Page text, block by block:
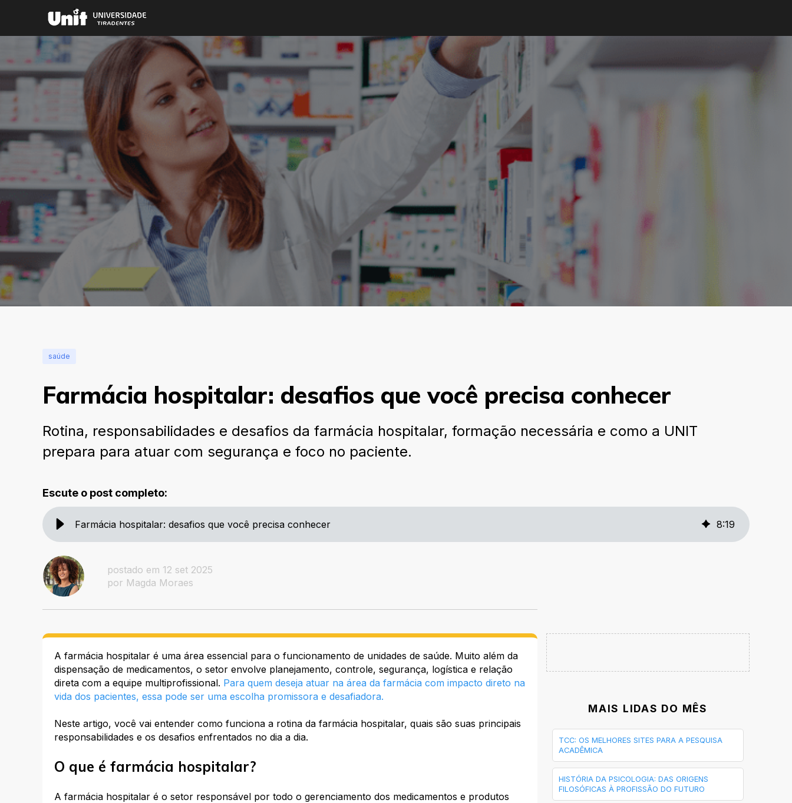
saúde
Farmácia hospitalar: desafios que você precisa conhecer
Rotina, responsabilidades e desafios da farmácia hospitalar, formação necessária e como a UNIT
prepara para atuar com segurança e foco no paciente.
Escute o post completo:
Farmácia hospitalar: desafios que você precisa conhecer 8:19
postado em 12 set 2025
por Magda Moraes
A farmácia hospitalar é uma área essencial para o funcionamento de unidades de saúde. Muito além da
dispensação de medicamentos, o setor envolve planejamento, controle, segurança, logística e relação
direta com a equipe multiprofissional. Para quem deseja atuar na área da farmácia com impacto direto na
vida dos pacientes, essa pode ser uma escolha promissora e desafiadora.
Neste artigo, você vai entender como funciona a rotina da farmácia hospitalar, quais são suas principais
responsabilidades e os desafios enfrentados no dia a dia.
O que é farmácia hospitalar?
A farmácia hospitalar é o setor responsável por todo o gerenciamento dos medicamentos e produtos
MAIS LIDAS DO MÊS
TCC: OS MELHORES SITES PARA A PESQUISA
ACADÊMICA
HISTÓRIA DA PSICOLOGIA: DAS ORIGENS
FILOSÓFICAS À PROFISSÃO DO FUTURO